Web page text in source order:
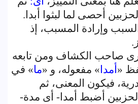
أحصى لما لبثوا أبدا.
وإرادة المسبب، إذ
صاحب الكشاف ومن تابعه
« أمدا » مفعوله، و «ما» في
فيكون المعنى، ثم
الحزبين أضبط أمدا- أى مدة-